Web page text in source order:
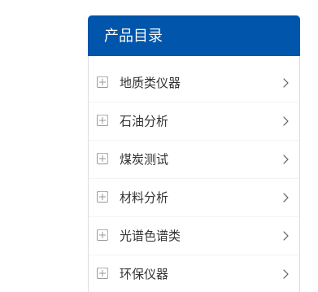
产品目录
地质类仪器
石油分析
煤炭测试
材料分析
光谱色谱类
环保仪器